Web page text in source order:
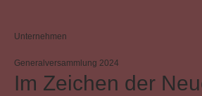
Unternehmen
Generalversammlung 2024
Im Zeichen der